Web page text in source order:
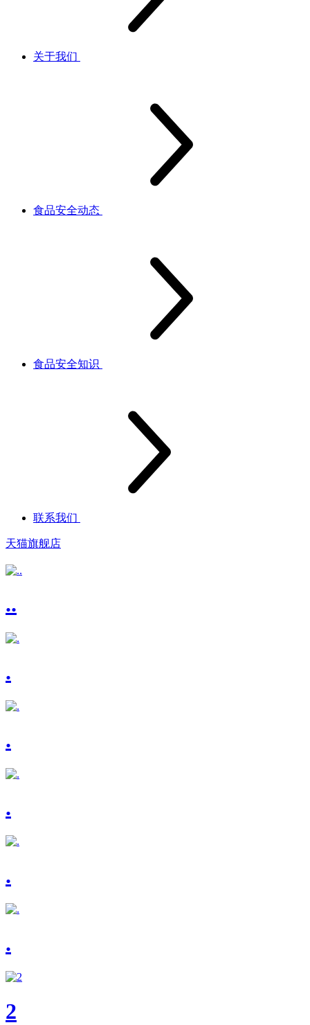
关于我们
食品安全动态
食品安全知识
联系我们
天猫旗舰店
..
.
.
.
.
.
2